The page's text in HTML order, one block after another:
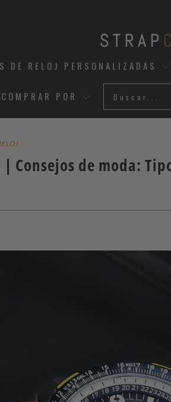
DE RELOJ PERSONALIZADAS
COMPRAR POR
Consejos de moda: